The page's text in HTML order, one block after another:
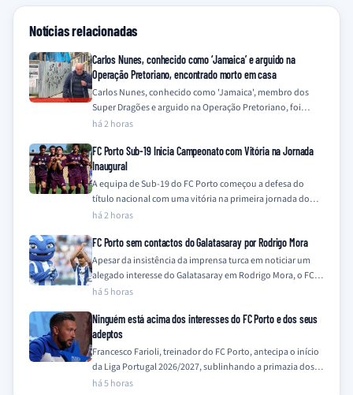
Notícias relacionadas
Carlos Nunes, conhecido como ‘Jamaica’ e arguido na
Operação Pretoriano, encontrado morto em casa
Carlos Nunes, conhecido como 'Jamaica', membro dos
Super Dragões e arguido na Operação Pretoriano, foi
encontrado morto na sua residência este sábado,…
há 2 horas
FC Porto Sub-19 Inicia Campeonato com Vitória na Jornada
Inaugural
A equipa de Sub-19 do FC Porto começou a defesa do
título nacional com uma vitória na primeira jornada do
Campeonato Nacional…
há 2 horas
FC Porto sem contactos do Galatasaray por Rodrigo Mora
Apesar da insistência da imprensa turca em noticiar um
alegado interesse do Galatasaray em Rodrigo Mora, o FC
Porto nega qualquer contacto…
há 5 horas
Ninguém está acima dos interesses do FC Porto e dos seus
adeptos
Francesco Farioli, treinador do FC Porto, antecipa o início
da Liga Portugal 2026/2027, sublinhando a primazia dos
interesses do clube e dos…
há 5 horas